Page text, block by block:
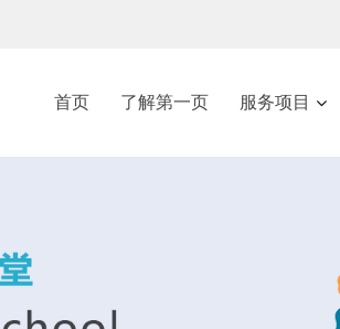
首页 了解第一页 服务项目